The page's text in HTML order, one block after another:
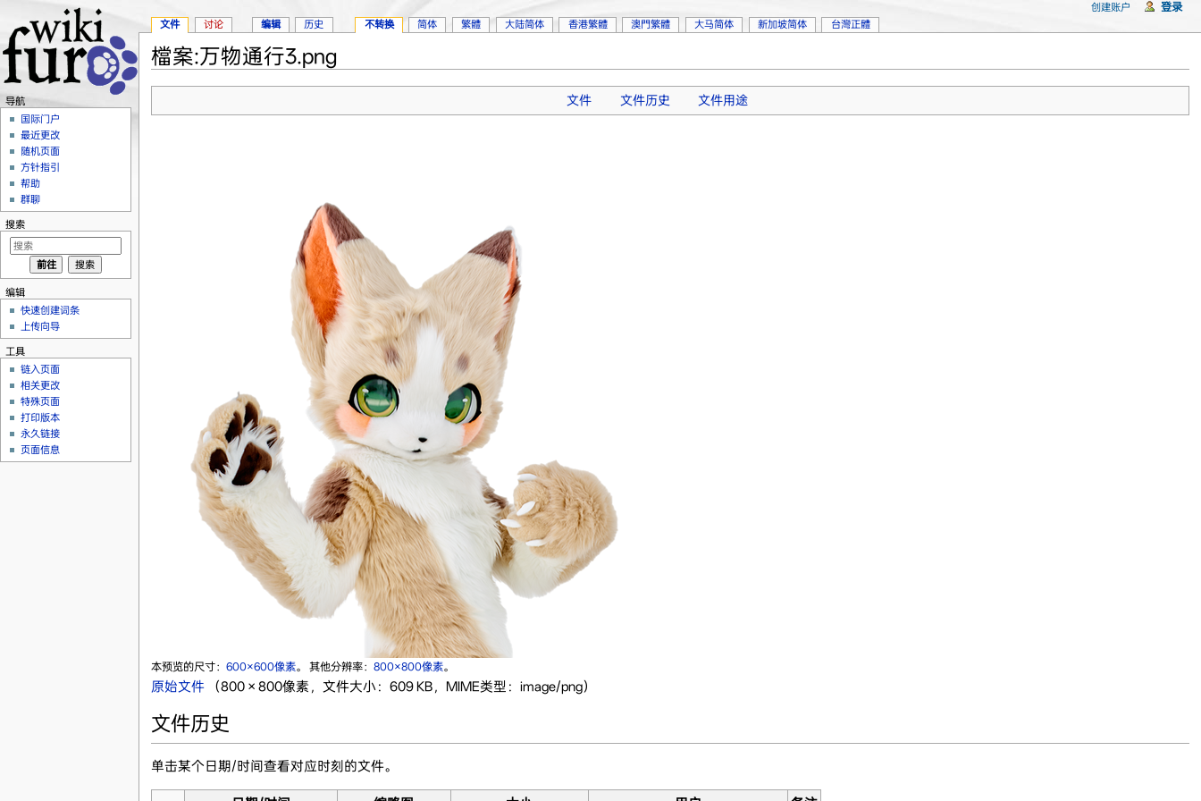
檔案:万物通行3.png
文件 文件历史 文件用途
本预览的尺寸： 600×600像素。 其他分辨率： 800×800像素。
原始文件‎ （800 × 800像素，文件大小：609 KB，MIME类型：image/png）
文件历史
单击某个日期/时间查看对应时刻的文件。
文件 讨论 编辑 历史 不转换 简体 繁體 大陆简体 香港繁體 澳門繁體 大马简体 新加坡简体 台灣正體
创建账户 登录
导航
国际门户
最近更改
随机页面
方针指引
帮助
群聊
搜索
编辑
快速创建词条
上传向导
工具
链入页面
相关更改
特殊页面
打印版本
永久链接
页面信息